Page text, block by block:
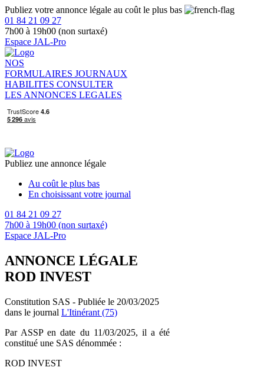
Publiez votre annonce légale au coût le plus bas
01 84 21 09 27
7h00 à 19h00 (non surtaxé)
Espace JAL-Pro
NOS
FORMULAIRES JOURNAUX
HABILITES CONSULTER
LES ANNONCES LEGALES
Publiez une annonce légale
Au coût le plus bas
En choisissant votre journal
01 84 21 09 27
7h00 à 19h00 (non surtaxé)
Espace JAL-Pro
ANNONCE LÉGALE
ROD INVEST
Constitution SAS - Publiée le 20/03/2025
dans le journal L'Itinérant (75)
Par ASSP en date du 11/03/2025, il a été
constitué une SAS dénommée :
ROD INVEST